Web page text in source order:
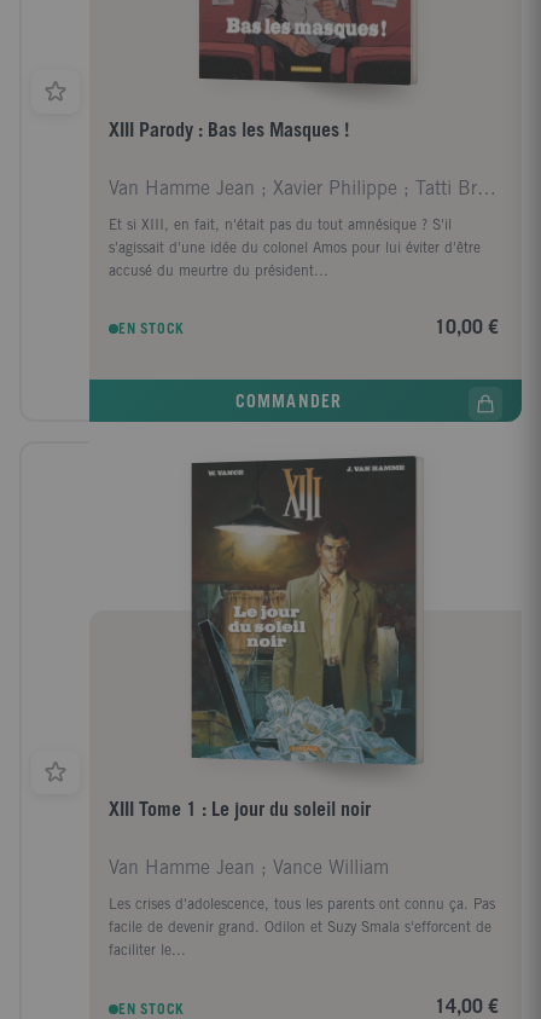
XIII Parody : Bas les Masques !
Van Hamme Jean ; Xavier Philippe ; Tatti Bruno
Et si XIII, en fait, n'était pas du tout amnésique ? S'il
s'agissait d'une idée du colonel Amos pour lui éviter d'être
accusé du meurtre du président...
EN STOCK 10,00 €
COMMANDER
XIII Tome 1 : Le jour du soleil noir
Van Hamme Jean ; Vance William
Les crises d'adolescence, tous les parents ont connu ça. Pas
facile de devenir grand. Odilon et Suzy Smala s'efforcent de
faciliter le...
EN STOCK 14,00 €